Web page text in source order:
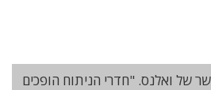
של ואלנס. "חדרי הניתוח הופכים